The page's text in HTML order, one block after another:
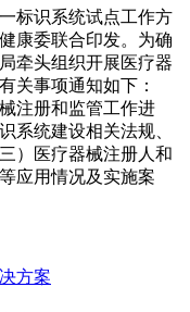
识系统试点工作方
康委联合印发。为确
牵头组织开展医疗器
关事项通知如下：
册和监管工作进
统建设相关法规、
医疗器械注册人和
应用情况及实施案